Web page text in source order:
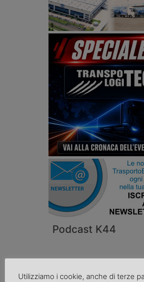
Podcast K44
Utilizziamo i cookie, anche di terze